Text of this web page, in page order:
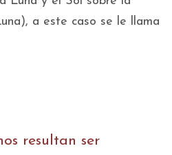
a este caso se le llama
resultan ser